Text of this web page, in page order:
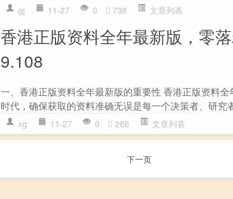
gj 11-27 0 738 文章列表
香港正版资料全年最新版，零
9.108
一、香港正版资料全年最新版的重要性 香港正版资料
时代，确保获取的资料准确无误是每一个决策者、研究
xg 11-27 0 286 文章列表
下一页